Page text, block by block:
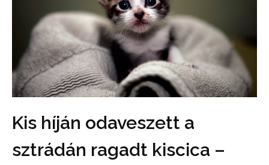
Kis híján odaveszett a
sztrádán ragadt kiscica –